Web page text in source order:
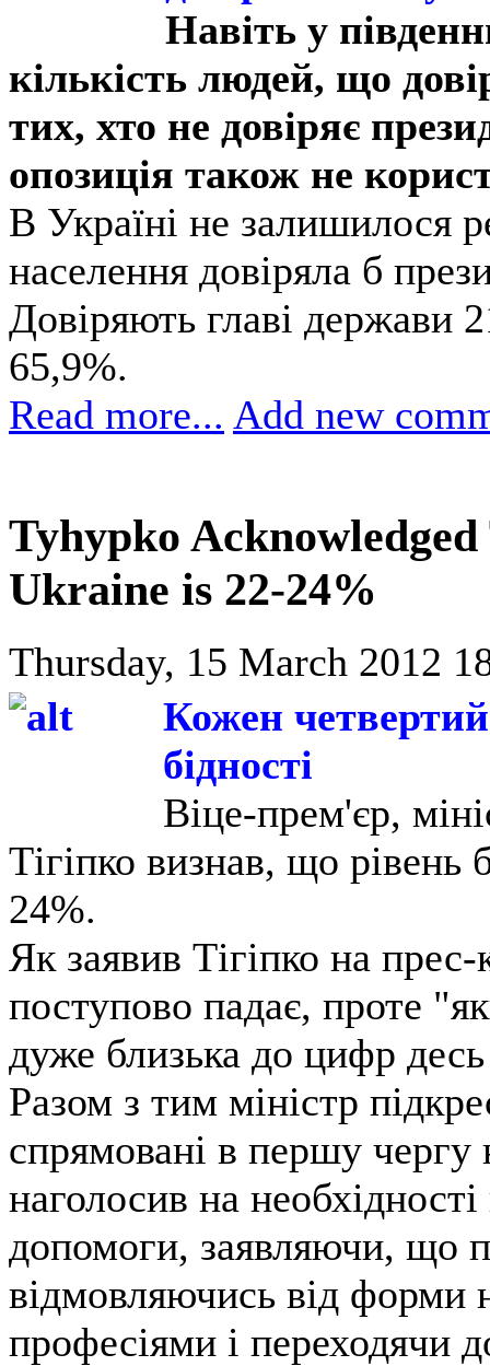
Навіть у
кількість людей, що
тих, хто не довіряє
опозиція також не
В Україні не залишилося
населення довіряла б
Довіряють главі держави
65,9%.
Read more... Add new
Tyhypko
Ukraine is 22-24%
Thursday, 15 March 2012
Кожен
бідності
Віце-прем'єр,
Тігіпко визнав, що рівень
24%.
Як заявив Тігіпко на прес-
поступово падає, проте
дуже близька до цифр
Разом з тим міністр
спрямовані в першу
наголосив на
допомоги, заявляючи, що
відмовляючись від форми
професіями і переходячи